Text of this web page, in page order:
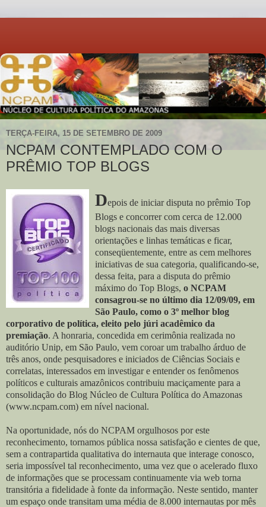
TERÇA-FEIRA, 15 DE SETEMBRO DE 2009
NCPAM CONTEMPLADO COM O
PRÊMIO TOP BLOGS
Depois de iniciar disputa no prêmio Top
Blogs e concorrer com cerca de 12.000
blogs nacionais das mais diversas
orientações e linhas temáticas e ficar,
conseqüentemente, entre as cem melhores
iniciativas de sua categoria, qualificando-se,
dessa feita, para a disputa do prêmio
máximo do Top Blogs, o NCPAM
consagrou-se no último dia 12/09/09, em
São Paulo, como o 3º melhor blog
corporativo de política, eleito pelo júri acadêmico da
premiação. A honraria, concedida em cerimônia realizada no
auditório Unip, em São Paulo, vem coroar um trabalho árduo de
três anos, onde pesquisadores e iniciados de Ciências Sociais e
correlatas, interessados em investigar e entender os fenômenos
políticos e culturais amazônicos contribuiu maciçamente para a
consolidação do Blog Núcleo de Cultura Política do Amazonas
(www.ncpam.com) em nível nacional.
Na oportunidade, nós do NCPAM orgulhosos por este
reconhecimento, tornamos pública nossa satisfação e cientes de que,
sem a contrapartida qualitativa do internauta que interage conosco,
seria impossível tal reconhecimento, uma vez que o acelerado fluxo
de informações que se processam continuamente via web torna
transitória a fidelidade à fonte da informação. Neste sentido, manter
um espaço onde transitam uma média de 8.000 internautas por mês